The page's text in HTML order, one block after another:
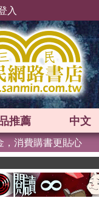
入
推薦 中文
，消費購書更貼心